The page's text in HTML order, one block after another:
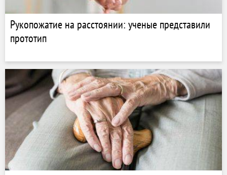
Рукопожатие на расстоянии: ученые представили
прототип